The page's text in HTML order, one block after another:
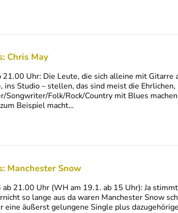
Chris May
Uhr: Die Leute, die sich alleine mit Gitarre
ins Studio – stellen, das sind meist die
Songwriter/Folk/Rock/Country mit Blues
Beispiel macht…
Manchester Snow
21.00 Uhr (WH am 19.1. ab 15 Uhr): Ja
so lange aus da waren Manchester Snow
eine äußerst gelungene Single plus